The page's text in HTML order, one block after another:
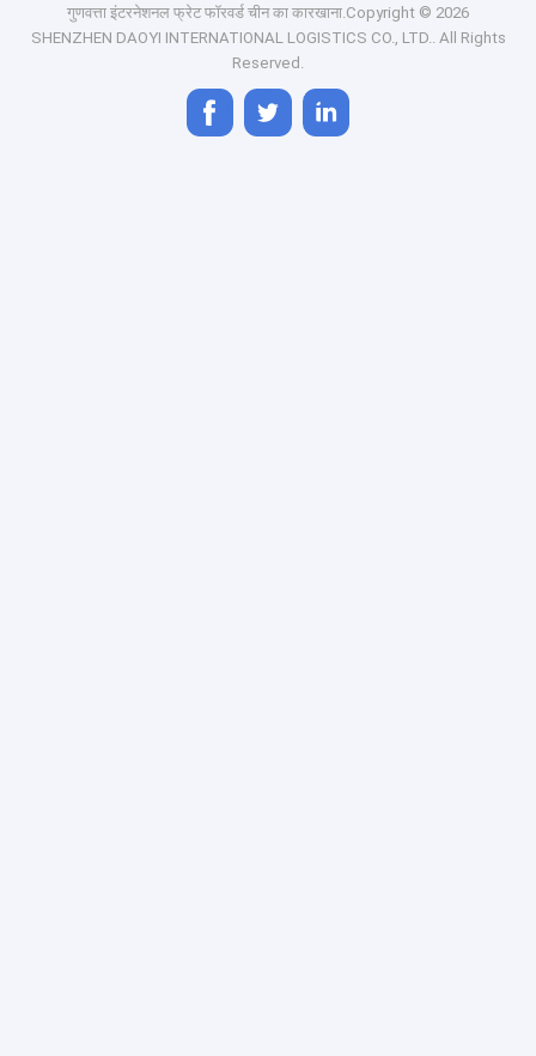
गुणवत्ता इंटरनेशनल फ्रेट फॉरवर्ड चीन का कारखाना.Copyright © 2026
SHENZHEN DAOYI INTERNATIONAL LOGISTICS CO., LTD.. All Rights
Reserved.